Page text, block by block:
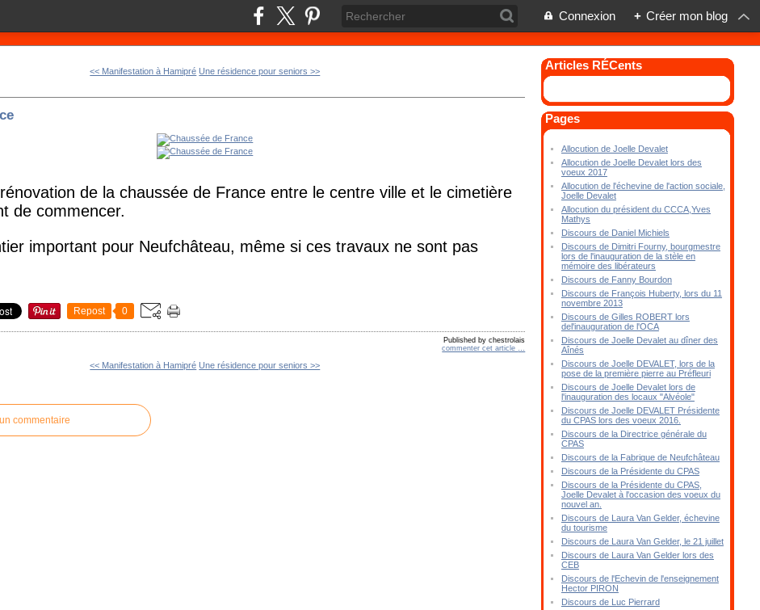
Connexion + Créer mon blog
<< Manifestation à Hamipré Une résidence pour seniors >>
de la chaussée de France entre le centre ville et le cimetière
de commencer.
important pour Neufchâteau, même si ces travaux ne sont pas
Repost 0
Published by chestrolais
commenter cet article
<< Manifestation à Hamipré Une résidence pour seniors >>
commentaire
Articles RÉCents
Pages
Allocution de Joelle Devalet
Allocution de Joelle Devalet lors des
voeux 2017
Allocution de l'échevine de l'action sociale,
Joelle Devalet
Allocution du président du CCCA,Yves
Mathys
Discours de Daniel Michiels
Discours de Dimitri Fourny, bourgmestre
lors de l'inauguration de la stèle en
mémoire des libérateurs
Discours de Fanny Bourdon
Discours de François Huberty, lors du 11
novembre 2013
Discours de Gilles ROBERT lors
del'inauguration de l'OCA
Discours de Joelle Devalet au dîner des
Aînés
Discours de Joelle DEVALET, lors de la
pose de la première pierre au Préfleuri
Discours de Joelle Devalet lors de
l'inauguration des locaux "Alvéole"
Discours de Joelle DEVALET Présidente
du CPAS lors des voeux 2016.
Discours de la Directrice générale du
CPAS
Discours de la Fabrique de Neufchâteau
Discours de la Présidente du CPAS
Discours de la Présidente du CPAS,
Joelle Devalet à l'occasion des voeux du
nouvel an.
Discours de Laura Van Gelder, échevine
du tourisme
Discours de Laura Van Gelder, le 21 juillet
Discours de Laura Van Gelder lors des
CEB
Discours de l'Echevin de l'enseignement
Hector PIRON
Discours de Luc Pierrard